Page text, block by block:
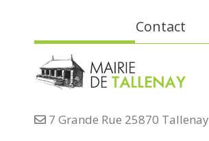
Contact
7 Grande Rue 25870 Tallenay